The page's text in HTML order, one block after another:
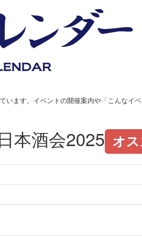
います。イベントの開催案内や「こんなイ
本酒会2025 オ